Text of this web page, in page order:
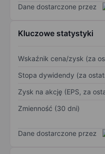
Dane dostarczone przez
Kluczowe statystyki
Wskaźnik cena/zysk (za
Stopa dywidendy (za
Zysk na akcję (EPS, za
Zmienność (30 dni)
Dane dostarczone przez